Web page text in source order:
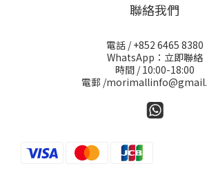
聯絡我們
電話 / +852 6465 8380
WhatsApp：立即聯絡
時間 / 10:00-18:00
電郵 /